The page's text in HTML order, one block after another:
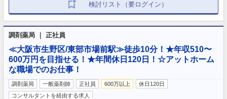
検討リスト（要ログイン）
調剤薬局 ｜ 正社員
≪大阪市生野区/東部市場前駅≫徒歩10分！★年収510〜
600万円を目指せる！★年間休日120日！☆アットホーム
な職場でのお仕事！
調剤薬局 一般薬剤師 正社員 600万以上
休日120日
コンサルタントを経由する求人